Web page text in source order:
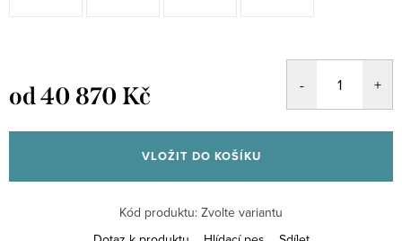
od40 870 Kč
cena:
VLOŽIT DO KOŠÍKU
Kód produktu: Zvolte variantu